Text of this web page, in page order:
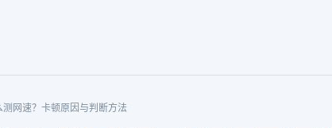
测网速？卡顿原因与判断方法